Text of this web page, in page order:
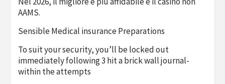
AAMS.
Sensible Medical insurance Preparations
To suit your security, you’ll be locked out
immediately following 3 hit a brick wall journal-
within the attempts